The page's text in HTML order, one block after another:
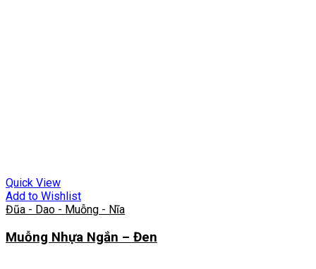
Quick View
Add to Wishlist
Đũa - Dao - Muỗng - Nĩa
Muỗng Nhựa Ngắn – Đen